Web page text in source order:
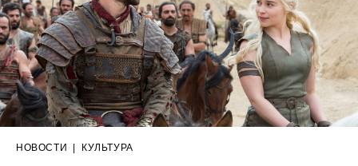
НОВОСТИ КУЛЬТУРА